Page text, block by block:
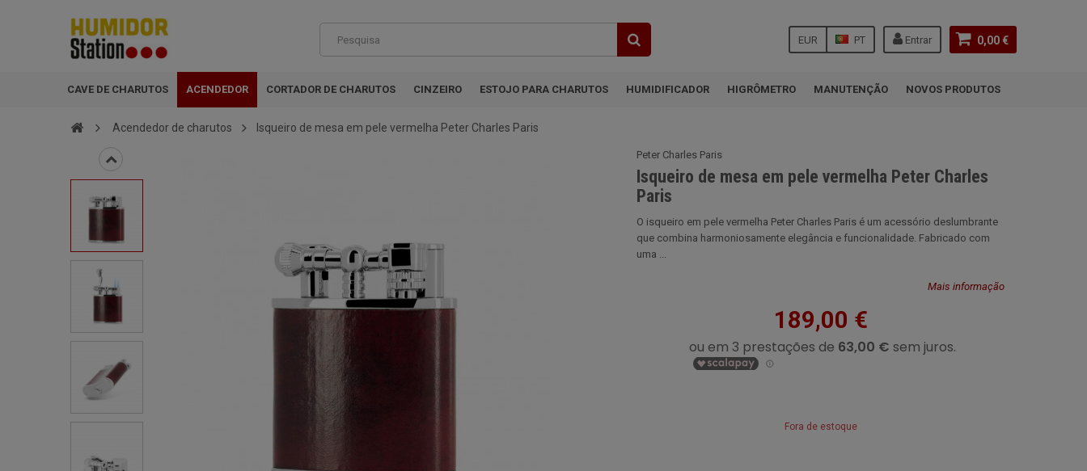
0,00 €
Entrar
PT
EUR
CAVE DE CHARUTOS ACENDEDOR CORTADOR DE CHARUTOS CINZEIRO ESTOJO PARA CHARUTOS HUMIDIFICADOR HIGRÔMETRO MANUTENÇÃO NOVOS PRODUTOS
Acendedor de charutos Isqueiro de mesa em pele vermelha Peter Charles Paris
Peter Charles Paris
Isqueiro de mesa em pele vermelha Peter Charles
Paris
O isqueiro em pele vermelha Peter Charles Paris é um acessório deslumbrante
que combina harmoniosamente elegância e funcionalidade. Fabricado com
uma ...
Mais informação
189,00 €
Fora de estoque